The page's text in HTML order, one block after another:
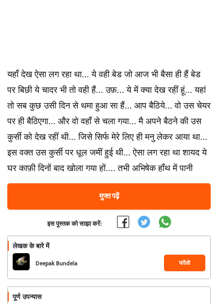
यहाँ देख ऐसा लग रहा था... ये वही बेड जो आज भी बैसा ही हैं बेड
पर बिछी ये चादर भी तो वही हैं... उफ़... ये में क्या देख रहीं हूं... यहां
तो सब कुछ उसी दिन से थमा हुआ सा हैं... आप बैठिये... वो उस चेयर
पर ही बैठिएगा... और वो वहाँ से चला गया... मै अपने बैठने की उस
कुर्सी को देख रहीं थी... जिसे सिर्फ मेरे लिए ही मनु लेकर आया था...
इस वक्त उस कुर्सी पर धूल जमीं हुई थी... ऐसा लग रहा था शायद ये
घर काफ़ी दिनों बाद खोला गया हों.... तभी अभिषेक हाँथ में पानी
मुफ्त पढ़ें
इस पुस्तक को साझा करें:
लेखक के बारे में
Deepak Bundela
Arymoulik
फॉलो
पूर्ण उपन्यास